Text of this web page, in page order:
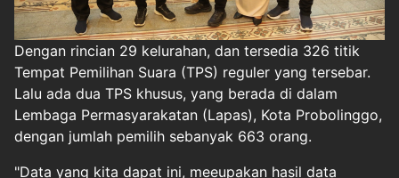
Dengan rincian 29 kelurahan, dan tersedia 326 titik
Tempat Pemilihan Suara (TPS) reguler yang tersebar.
Lalu ada dua TPS khusus, yang berada di dalam
Lembaga Permasyarakatan (Lapas), Kota Probolinggo,
dengan jumlah pemilih sebanyak 663 orang.
"Data yang kita dapat ini, meeupakan hasil data